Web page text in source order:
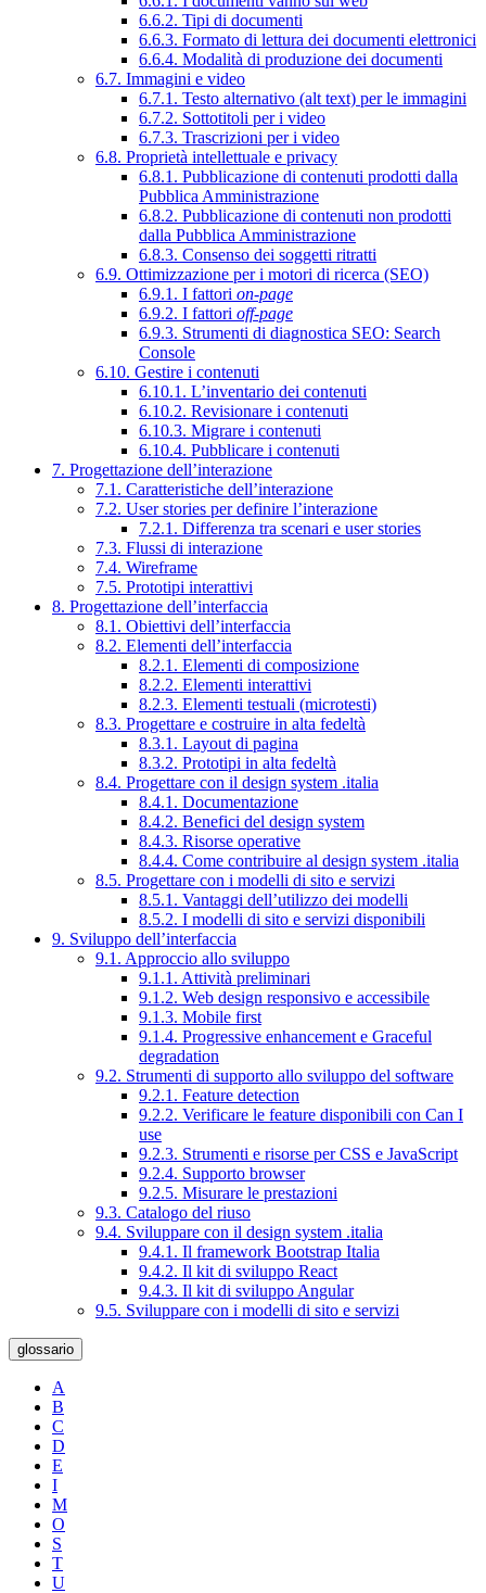
6.6.2. Tipi di documenti
6.6.3. Formato di lettura dei documenti elettronici
6.6.4. Modalità di produzione dei documenti
6.7. Immagini e video
6.7.1. Testo alternativo (alt text) per le immagini
6.7.2. Sottotitoli per i video
6.7.3. Trascrizioni per i video
6.8. Proprietà intellettuale e privacy
6.8.1. Pubblicazione di contenuti prodotti dalla
Pubblica Amministrazione
6.8.2. Pubblicazione di contenuti non prodotti
dalla Pubblica Amministrazione
6.8.3. Consenso dei soggetti ritratti
6.9. Ottimizzazione per i motori di ricerca (SEO)
6.9.1. I fattori on-page
6.9.2. I fattori off-page
6.9.3. Strumenti di diagnostica SEO: Search
Console
6.10. Gestire i contenuti
6.10.1. L’inventario dei contenuti
6.10.2. Revisionare i contenuti
6.10.3. Migrare i contenuti
6.10.4. Pubblicare i contenuti
7. Progettazione dell’interazione
7.1. Caratteristiche dell’interazione
7.2. User stories per definire l’interazione
7.2.1. Differenza tra scenari e user stories
7.3. Flussi di interazione
7.4. Wireframe
7.5. Prototipi interattivi
8. Progettazione dell’interfaccia
8.1. Obiettivi dell’interfaccia
8.2. Elementi dell’interfaccia
8.2.1. Elementi di composizione
8.2.2. Elementi interattivi
8.2.3. Elementi testuali (microtesti)
8.3. Progettare e costruire in alta fedeltà
8.3.1. Layout di pagina
8.3.2. Prototipi in alta fedeltà
8.4. Progettare con il design system .italia
8.4.1. Documentazione
8.4.2. Benefici del design system
8.4.3. Risorse operative
8.4.4. Come contribuire al design system .italia
8.5. Progettare con i modelli di sito e servizi
8.5.1. Vantaggi dell’utilizzo dei modelli
8.5.2. I modelli di sito e servizi disponibili
9. Sviluppo dell’interfaccia
9.1. Approccio allo sviluppo
9.1.1. Attività preliminari
9.1.2. Web design responsivo e accessibile
9.1.3. Mobile first
9.1.4. Progressive enhancement e Graceful
degradation
9.2. Strumenti di supporto allo sviluppo del software
9.2.1. Feature detection
9.2.2. Verificare le feature disponibili con Can I
use
9.2.3. Strumenti e risorse per CSS e JavaScript
9.2.4. Supporto browser
9.2.5. Misurare le prestazioni
9.3. Catalogo del riuso
9.4. Sviluppare con il design system .italia
9.4.1. Il framework Bootstrap Italia
9.4.2. Il kit di sviluppo React
9.4.3. Il kit di sviluppo Angular
9.5. Sviluppare con i modelli di sito e servizi
glossario
A
B
C
D
E
I
M
O
S
T
U